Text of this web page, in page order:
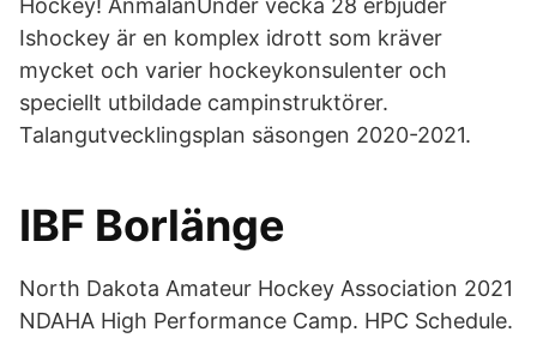
Hockey! AnmälanUnder vecka 28 erbjuder
Ishockey är en komplex idrott som kräver
mycket och varier hockeykonsulenter och
speciellt utbildade campinstruktörer.
Talangutvecklingsplan säsongen 2020-2021.
IBF Borlänge
North Dakota Amateur Hockey Association 2021
NDAHA High Performance Camp. HPC Schedule.